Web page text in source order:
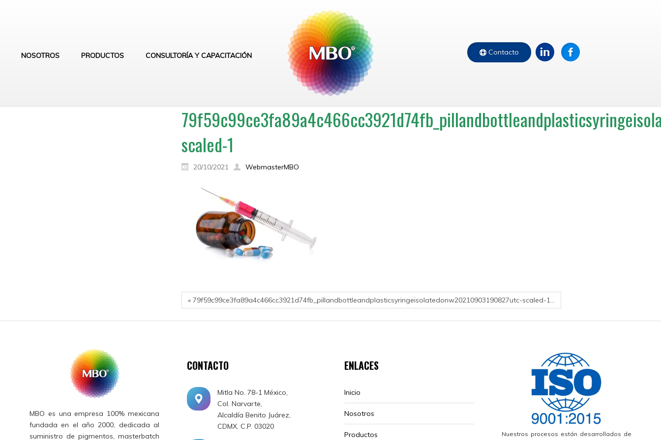
NOSOTROS PRODUCTOS CONSULTORÍA Y CAPACITACIÓN Contacto
scaled-1
20/10/2021 WebmasterMBO
« 79f59c99ce3fa89a4c466cc3921d74fb_pillandbottleandplasticsyringeisolatedonw20210903190827utc-scaled-1…
MBO es una empresa 100% mexicana
fundada en el año 2000, dedicada al
suministro de pigmentos, masterbatch
CONTACTO
Mitla No. 78-1 México,
Col. Narvarte,
Alcaldía Benito Juárez,
CDMX, C.P. 03020
ENLACES
Inicio
Nosotros
Productos
Nuestros procesos están desarrollados de